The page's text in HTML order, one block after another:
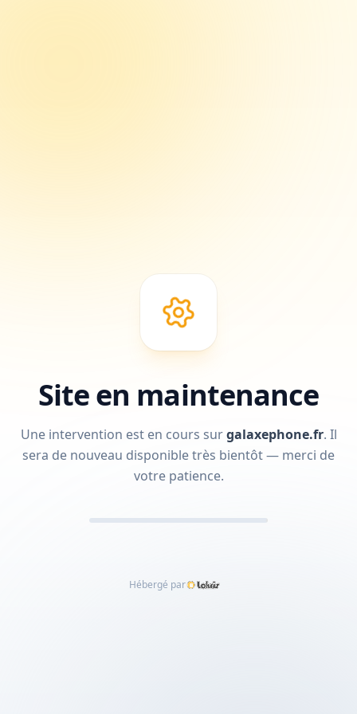
Site en maintenance
Une intervention est en cours surgalaxephone.fr. Il
sera de nouveau disponible très bientôt — merci de
votre patience.
Hébergé par